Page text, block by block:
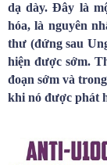
dạ dày. Đây là
hóa, là nguyên
thư (đứng sau
hiện được sớm.
đoạn sớm và
khi nó được phát